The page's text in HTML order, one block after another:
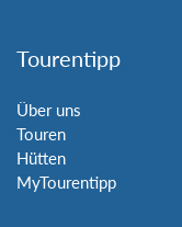
Tourentipp
Über uns
Touren
Hütten
MyTourentipp